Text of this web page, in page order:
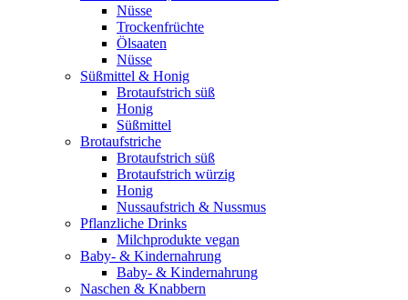
Nüsse
Trockenfrüchte
Ölsaaten
Nüsse
Süßmittel & Honig
Brotaufstrich süß
Honig
Süßmittel
Brotaufstriche
Brotaufstrich süß
Brotaufstrich würzig
Honig
Nussaufstrich & Nussmus
Pflanzliche Drinks
Milchprodukte vegan
Baby- & Kindernahrung
Baby- & Kindernahrung
Naschen & Knabbern